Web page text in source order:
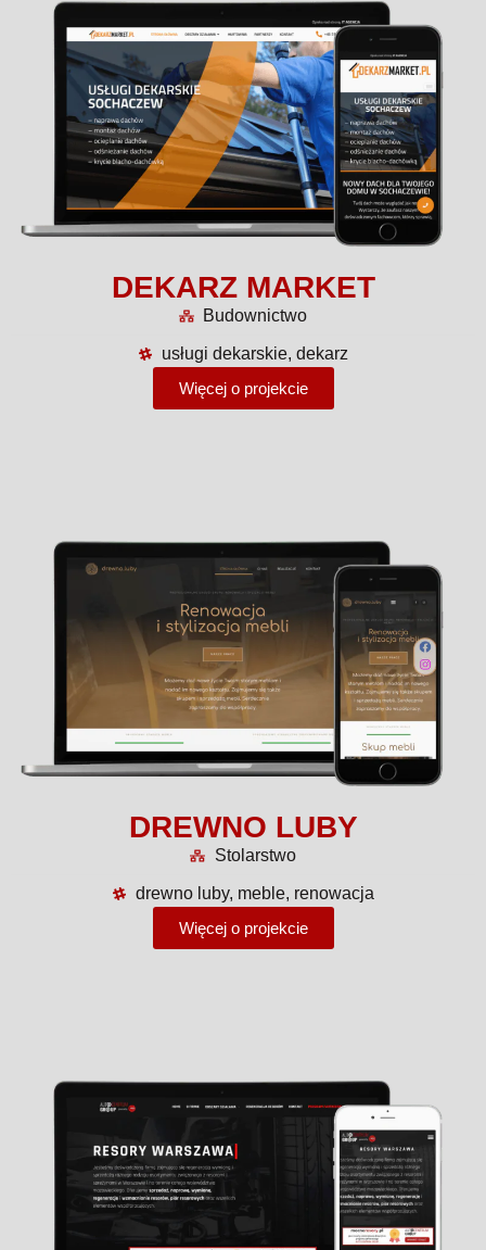
DEKARZ MARKET
Budownictwo
usługi dekarskie, dekarz
Więcej o projekcie
DREWNO LUBY
Stolarstwo
drewno luby, meble, renowacja
Więcej o projekcie